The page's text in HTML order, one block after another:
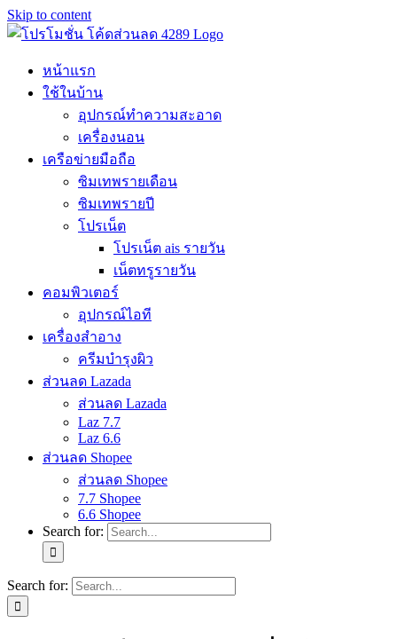
Skip to content
หน้าแรก
ใช้ในบ้าน
อุปกรณ์ทำความสะอาด
เครื่องนอน
เครือข่ายมือถือ
ซิมเทพรายเดือน
ซิมเทพรายปี
โปรเน็ต
โปรเน็ต ais รายวัน
เน็ตทรูรายวัน
คอมพิวเตอร์
อุปกรณ์ไอที
เครื่องสำอาง
ครีมบำรุงผิว
ส่วนลด Lazada
ส่วนลด Lazada
Laz 7.7
Laz 6.6
ส่วนลด Shopee
ส่วนลด Shopee
7.7 Shopee
6.6 Shopee
Search for:
Search for: